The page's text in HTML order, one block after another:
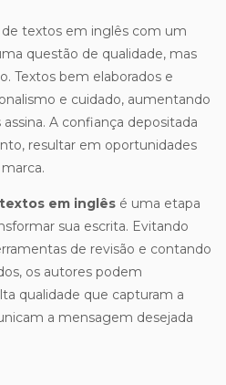
textos em inglês com um
questão de qualidade, mas
Textos bem elaborados e
e cuidado, aumentando
A confiança depositada
resultar em oportunidades
em inglês é uma etapa
sua escrita. Evitando
de revisão e contando
os autores podem
qualidade que capturam a
a mensagem desejada